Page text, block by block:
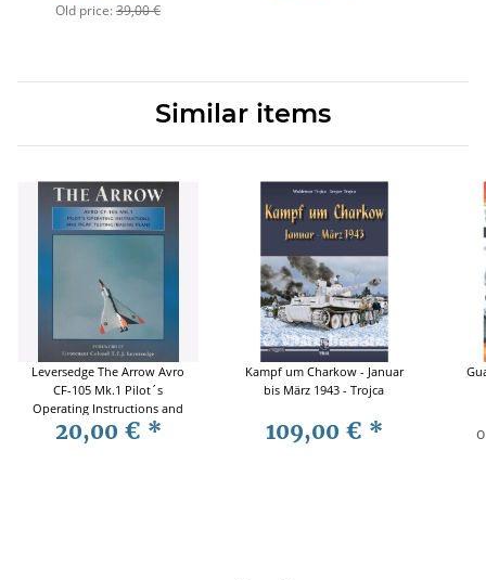
Old price:39,00 €
Similar items
Leversedge The Arrow Avro
CF-105 Mk.1 Pilot´s
Operating Instructions and
RCAF Testing/ Basing Plans
20,00 € *
Kampf um Charkow - Januar
bis März 1943 - Trojca
109,00 € *